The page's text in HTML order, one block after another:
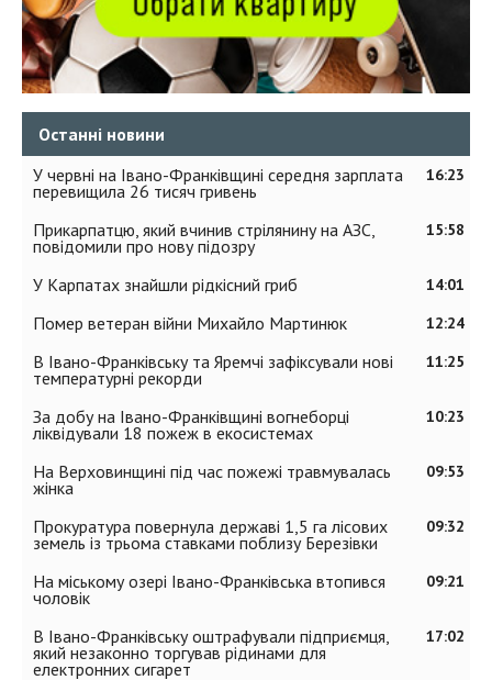
Останні новини
16:23
У червні на Івано-Франківщині середня зарплата
перевищила 26 тисяч гривень
15:58
Прикарпатцю, який вчинив стрілянину на АЗС,
повідомили про нову підозру
14:01
У Карпатах знайшли рідкісний гриб
12:24
Помер ветеран війни Михайло Мартинюк
11:25
В Івано-Франківську та Яремчі зафіксували нові
температурні рекорди
10:23
За добу на Івано-Франківщині вогнеборці
ліквідували 18 пожеж в екосистемах
09:53
На Верховинщині під час пожежі травмувалась
жінка
09:32
Прокуратура повернула державі 1,5 га лісових
земель із трьома ставками поблизу Березівки
09:21
На міському озері Івано-Франківська втопився
чоловік
17:02
В Івано-Франківську оштрафували підприємця,
який незаконно торгував рідинами для
електронних сигарет